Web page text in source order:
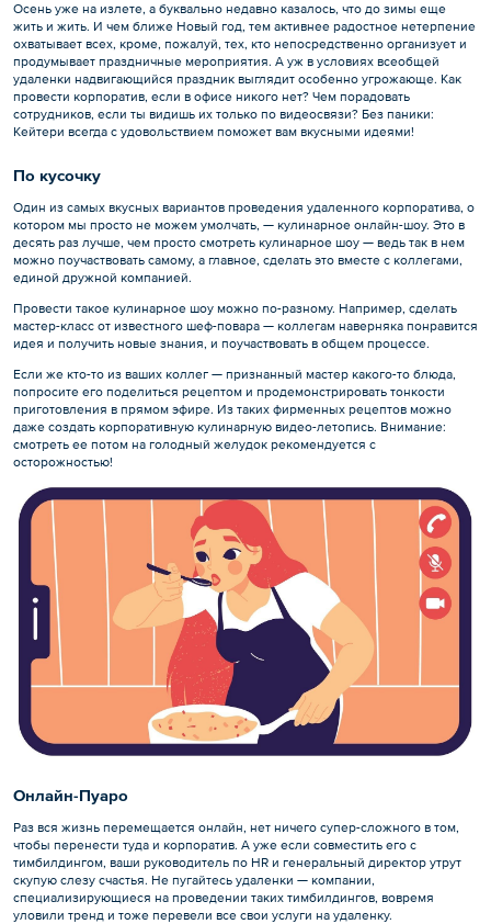
Осень уже на излете, а буквально недавно казалось, что до зимы еще
жить и жить. И чем ближе Новый год, тем активнее радостное нетерпение
охватывает всех, кроме, пожалуй, тех, кто непосредственно организует и
продумывает праздничные мероприятия. А уж в условиях всеобщей
удаленки надвигающийся праздник выглядит особенно угрожающе. Как
провести корпоратив, если в офисе никого нет? Чем порадовать
сотрудников, если ты видишь их только по видеосвязи? Без паники:
Кейтери всегда с удовольствием поможет вам вкусными идеями!
По кусочку
Один из самых вкусных вариантов проведения удаленного корпоратива, о
котором мы просто не можем умолчать, — кулинарное онлайн-шоу. Это в
десять раз лучше, чем просто смотреть кулинарное шоу — ведь так в нем
можно поучаствовать самому, а главное, сделать это вместе с коллегами,
единой дружной компанией.
Провести такое кулинарное шоу можно по-разному. Например, сделать
мастер-класс от известного шеф-повара — коллегам наверняка понравится
идея и получить новые знания, и поучаствовать в общем процессе.
Если же кто-то из ваших коллег — признанный мастер какого-то блюда,
попросите его поделиться рецептом и продемонстрировать тонкости
приготовления в прямом эфире. Из таких фирменных рецептов можно
даже создать корпоративную кулинарную видео-летопись. Внимание:
смотреть ее потом на голодный желудок рекомендуется с
осторожностью!
Онлайн-Пуаро
Раз вся жизнь перемещается онлайн, нет ничего супер-сложного в том,
чтобы перенести туда и корпоратив. А уже если совместить его с
тимбилдингом, ваши руководитель по HR и генеральный директор утрут
скупую слезу счастья. Не пугайтесь удаленки — компании,
специализирующиеся на проведении таких тимбилдингов, вовремя
уловили тренд и тоже перевели все свои услуги на удаленку.